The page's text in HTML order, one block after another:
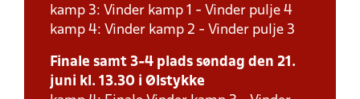
kamp 3: Vinder kamp 1 - Vinder pulje 4
kamp 4: Vinder kamp 2 - Vinder pulje 3
Finale samt 3-4 plads søndag den 21.
juni kl. 13.30 i Ølstykke